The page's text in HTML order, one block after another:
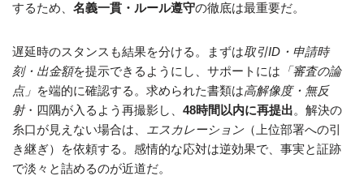
するため、 名義一貫・ルール遵守の徹底は最重要だ。
遅延時のスタンスも結果を分ける。まずは取引ID・申請時
刻・出金額を提示できるようにし、サポートには 「審査の論
点」 を端的に確認する。求められた書類は高解像度・無反
射・四隅が入るよう再撮影し、 48時間以内に再提出。解決の
糸口が見えない場合は、 エスカレーション（上位部署への引
き継ぎ）を依頼する。感情的な応対は逆効果で、事実と証跡
で淡々と詰めるのが近道だ。